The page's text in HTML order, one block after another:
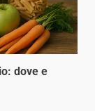
dove e